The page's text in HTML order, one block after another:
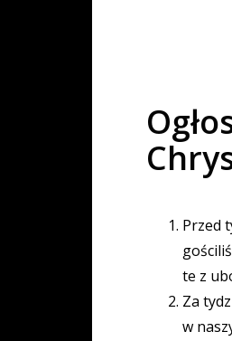
Przed
te z
Za
w